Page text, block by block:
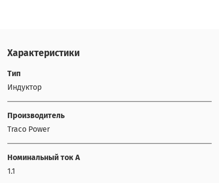
Характеристики
Тип
Индуктор
Производитель
Traco Power
Номинальный ток А
1.1